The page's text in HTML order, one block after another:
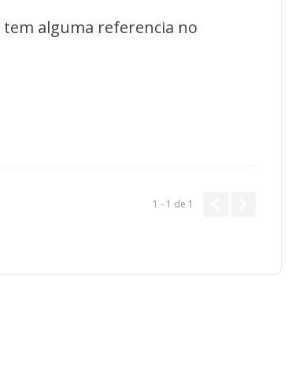
alguma referencia no
1 - 1 de 1